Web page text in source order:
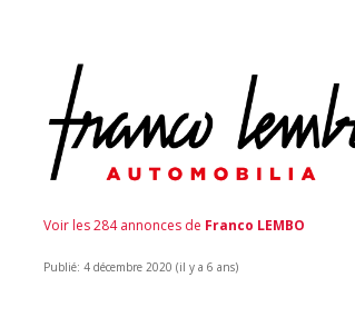
Voir les 284 annonces de Franco LEMBO
Publié: 4 décembre 2020 (il y a 6 ans)